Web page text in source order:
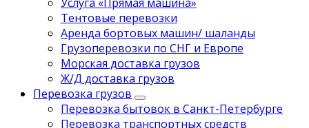
Тентовые перевозки
Аренда бортовых машин/ шаланды
Грузоперевозки по СНГ и Европе
Морская доставка грузов
Ж/Д доставка грузов
Перевозка грузов
Перевозка бытовок в Санкт-Петербурге
Перевозка транспортных средств